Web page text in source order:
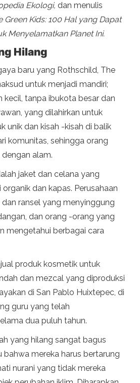
Ekologi, dan menulis
Green Kids: 100 Hal yang Dapat
Menyelamatkan Planet Ini.
Hilang
baru yang Rothschild, The
untuk menjadi mandiri;
kecil, tanpa ibukota besar dan
yang dilahirkan untuk
unik dan kisah -kisah di balik
komunitas, sehingga orang
alam.
jaket dan celana yang
dan kapas. Perusahaan
ransel yang menyinggung
dan orang -orang yang
mengetahui berbagai cara
produk kosmetik untuk
dan mezcal yang diproduksi
di San Pablo Huixtepec, di
guru yang telah
dua puluh tahun.
yang hilang sangat bagus
bahwa mereka harus bertarung
nurani yang tidak mereka